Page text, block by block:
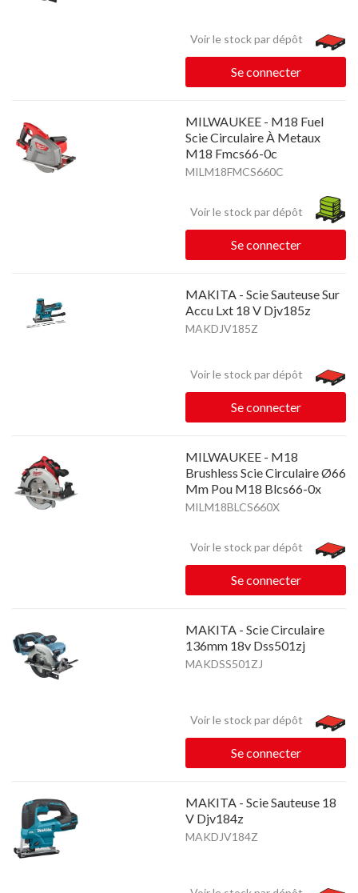
Voir le stock par dépôt
Se connecter
MILWAUKEE - M18 Fuel
Scie Circulaire À Metaux
M18 Fmcs66-0c
MILM18FMCS660C
Voir le stock par dépôt
Se connecter
MAKITA - Scie Sauteuse Sur
Accu Lxt 18 V Djv185z
MAKDJV185Z
Voir le stock par dépôt
Se connecter
MILWAUKEE - M18
Brushless Scie Circulaire Ø66
Mm Pou M18 Blcs66-0x
MILM18BLCS660X
Voir le stock par dépôt
Se connecter
MAKITA - Scie Circulaire
136mm 18v Dss501zj
MAKDSS501ZJ
Voir le stock par dépôt
Se connecter
MAKITA - Scie Sauteuse 18
V Djv184z
MAKDJV184Z